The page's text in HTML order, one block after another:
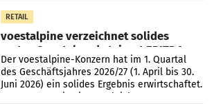
RETAIL
voestalpine verzeichnet solides
erstes Quartal und steigert EBITDA
Der voestalpine-Konzern hat im 1. Quartal
des Geschäftsjahres 2026/27 (1. April bis 30.
Juni 2026) ein solides Ergebnis erwirtschaftet.
Der Umsatz stieg im Vergleich zur